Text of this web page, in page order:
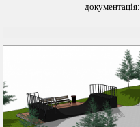
документація: